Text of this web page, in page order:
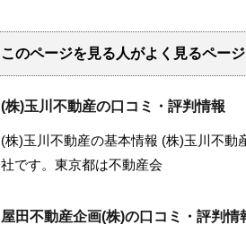
このページを見る人がよく見るページ
(株)玉川不動産の口コミ・評判情報
(株)玉川不動産の基本情報 (株)玉川不動
社です。東京都は不動産会
屋田不動産企画(株)の口コミ・評判情